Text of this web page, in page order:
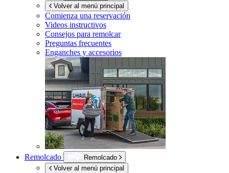
Volver al menú principal
Comienza una reservación
Videos instructivos
Consejos para remolcar
Preguntas frecuentes
Enganches y accesorios
Remolcado
Remolcado
Volver al menú principal